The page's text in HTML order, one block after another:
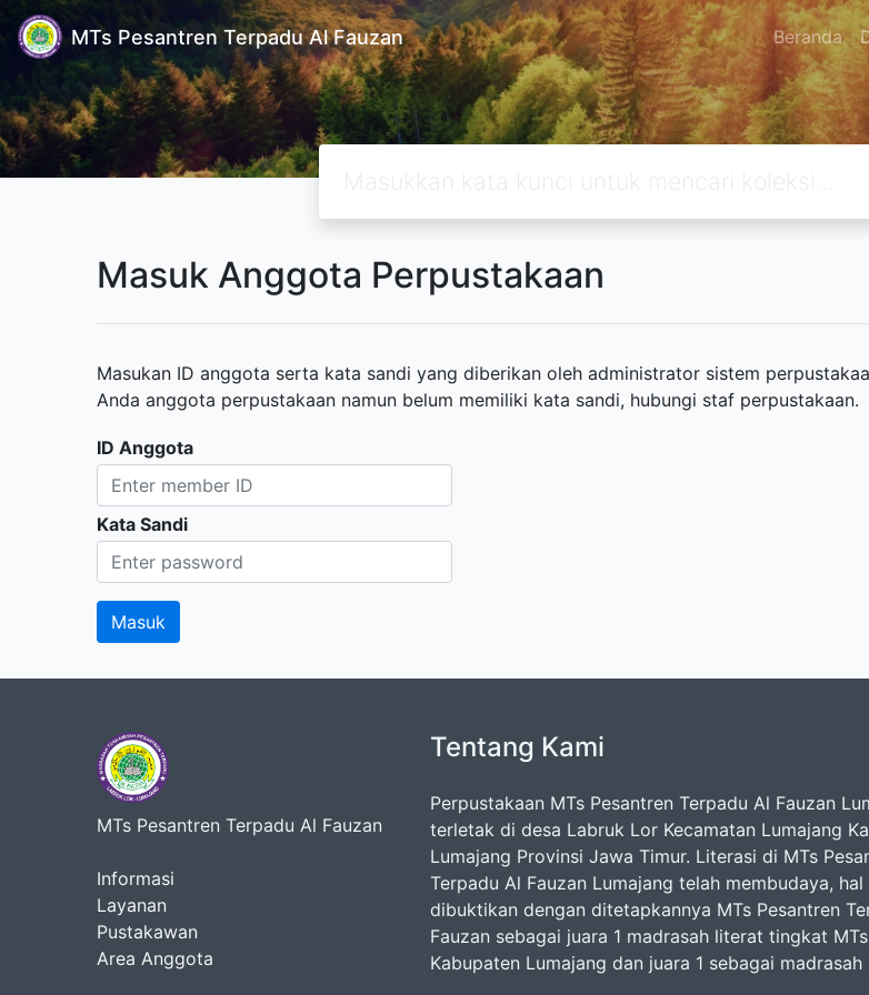
MTs Pesantren Terpadu Al Fauzan Beranda
Masuk Anggota Perpustakaan
Masukan ID anggota serta kata sandi yang diberikan oleh administrator sistem
Anda anggota perpustakaan namun belum memiliki kata sandi, hubungi staf perpustakaan.
ID Anggota
Kata Sandi
MTs Pesantren Terpadu Al Fauzan
Informasi
Layanan
Pustakawan
Area Anggota
Tentang Kami
Perpustakaan MTs Pesantren Terpadu Al Fauzan
terletak di desa Labruk Lor Kecamatan Lumajang
Lumajang Provinsi Jawa Timur. Literasi di MTs
Terpadu Al Fauzan Lumajang telah membudaya, hal
dibuktikan dengan ditetapkannya MTs Pesantren
Fauzan sebagai juara 1 madrasah literat tingkat
Kabupaten Lumajang dan juara 1 sebagai